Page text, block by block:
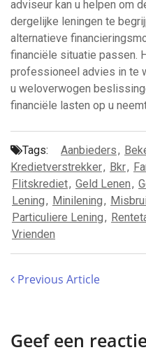
adviseur kan u helpen om
dergelijke leningen te
alternatieve
financiële situatie passen.
professioneel advies in te
u weloverwogen
financiële lasten op u
Tags: Aanbieders,
Kredietverstrekker, Bkr,
Flitskrediet, Geld Lenen,
Lening, Minilening,
Particuliere Lening,
Vrienden
Previous Article
Geef een